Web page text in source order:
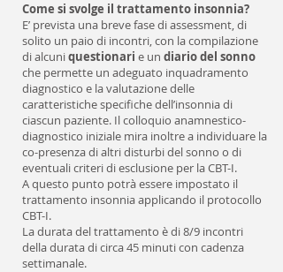
Come si svolge il trattamento insonnia?
E’ prevista una breve fase di assessment, di
solito un paio di incontri, con la compilazione
di alcuniquestionari e un diario del sonno
che permette un adeguato inquadramento
diagnostico e la valutazione delle
caratteristiche specifiche dell’insonnia di
ciascun paziente. Il colloquio anamnestico-
diagnostico iniziale mira inoltre a individuare la
co-presenza di altri disturbi del sonno o di
eventuali criteri di esclusione per la CBT-I.
A questo punto potrà essere impostato il
trattamento insonnia applicando il protocollo
CBT-I.
La durata del trattamento è di 8/9 incontri
della durata di circa 45 minuti con cadenza
settimanale.